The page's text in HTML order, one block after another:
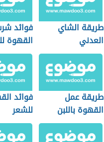
طريقة الشاي
العدني
فوائد
القهوة
طريقة عمل
القهوة باللبن
فوائد
للشعر